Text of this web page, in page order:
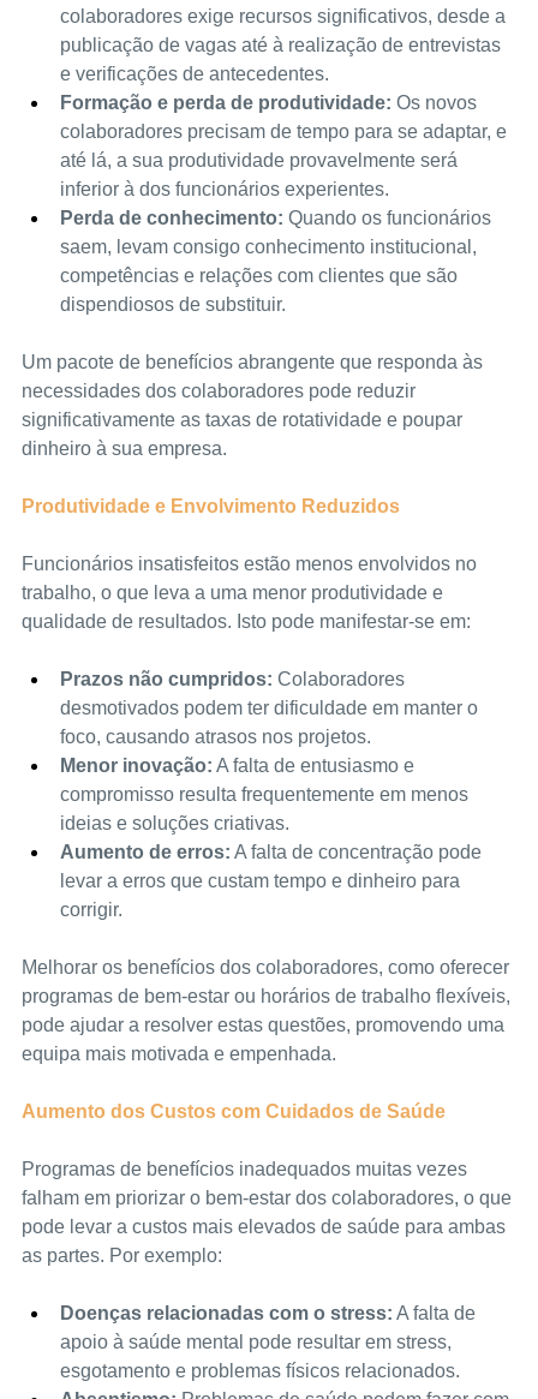
colaboradores exige recursos significativos, desde a
publicação de vagas até à realização de entrevistas
e verificações de antecedentes.
Formação e perda de produtividade: Os novos
colaboradores precisam de tempo para se adaptar, e
até lá, a sua produtividade provavelmente será
inferior à dos funcionários experientes.
Perda de conhecimento: Quando os funcionários
saem, levam consigo conhecimento institucional,
competências e relações com clientes que são
dispendiosos de substituir.
Um pacote de benefícios abrangente que responda às
necessidades dos colaboradores pode reduzir
significativamente as taxas de rotatividade e poupar
dinheiro à sua empresa.
Produtividade e Envolvimento Reduzidos
Funcionários insatisfeitos estão menos envolvidos no
trabalho, o que leva a uma menor produtividade e
qualidade de resultados. Isto pode manifestar-se em:
Prazos não cumpridos: Colaboradores
desmotivados podem ter dificuldade em manter o
foco, causando atrasos nos projetos.
Menor inovação: A falta de entusiasmo e
compromisso resulta frequentemente em menos
ideias e soluções criativas.
Aumento de erros: A falta de concentração pode
levar a erros que custam tempo e dinheiro para
corrigir.
Melhorar os benefícios dos colaboradores, como oferecer
programas de bem-estar ou horários de trabalho flexíveis,
pode ajudar a resolver estas questões, promovendo uma
equipa mais motivada e empenhada.
Aumento dos Custos com Cuidados de Saúde
Programas de benefícios inadequados muitas vezes
falham em priorizar o bem-estar dos colaboradores, o que
pode levar a custos mais elevados de saúde para ambas
as partes. Por exemplo:
Doenças relacionadas com o stress: A falta de
apoio à saúde mental pode resultar em stress,
esgotamento e problemas físicos relacionados.